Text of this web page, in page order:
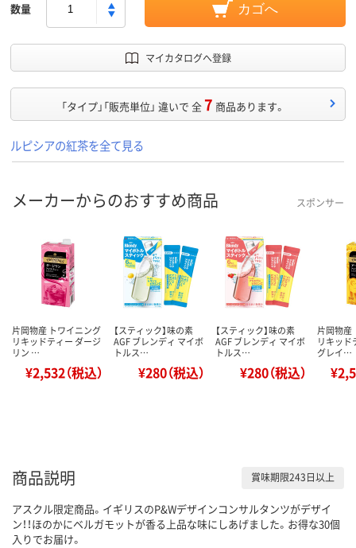
数量 カゴへ
マイカタログへ登録
「タイプ」「販売単位」 違いで 全7 商品あります。
ルピシアの紅茶を全て見る
メーカーからのおすすめ商品 スポンサー
片岡物産 トワイニング
リキッドティー ダージ
リン …
¥2,532（税込）
【スティック】味の素
AGF ブレンディ マイボ
トルス…
¥280（税込）
【スティック】味の素
AGF ブレンディ マイボ
トルス…
¥280（税込）
片岡物産
リキッド
グレイ…
商品説明 賞味期限243日以上
アスクル限定商品。イギリスのP&Wデザインコンサルタンツがデザイ
ン！！ほのかにベルガモットが香る上品な味にしあげました。お得な30個
入りでお届け。